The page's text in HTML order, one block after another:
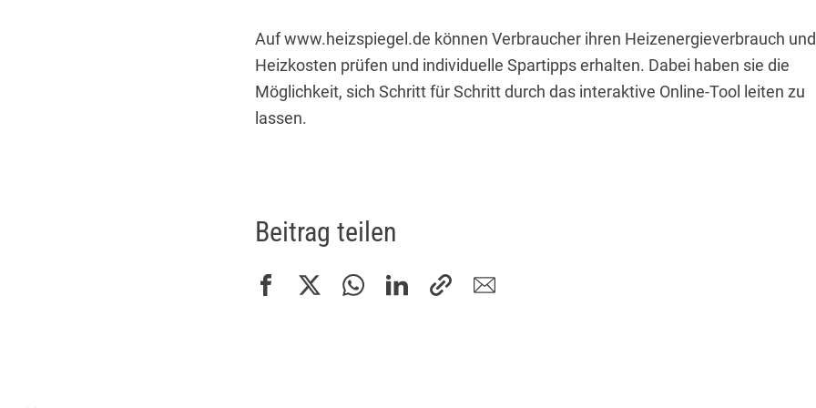
Auf www.heizspiegel.de können Verbraucher ihren Heizenergieverbrauch
Heizkosten prüfen und individuelle Spartipps erhalten. Dabei haben sie die
Möglichkeit, sich Schritt für Schritt durch das interaktive Online-Tool leiten zu
lassen.
Beitrag teilen